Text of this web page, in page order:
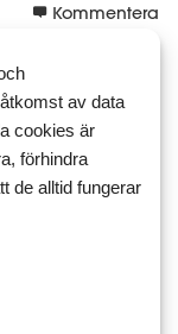
Kommentera
av data
cookies är
förhindra
de alltid fungerar